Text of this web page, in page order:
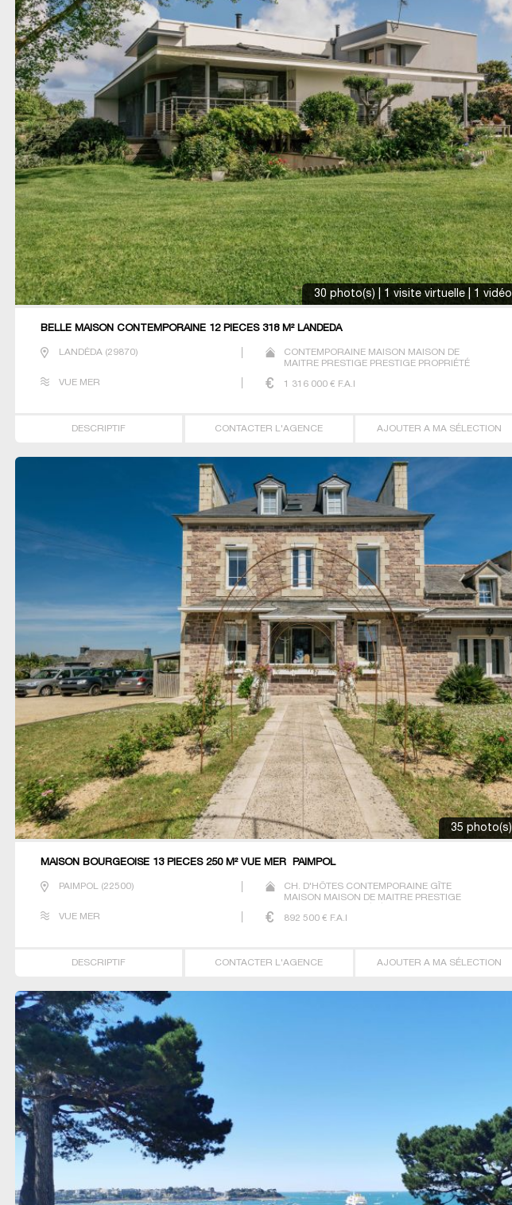
30 photo(s) | 1 visite virtuelle | 1 vidéo
BELLE MAISON CONTEMPORAINE 12 PIECES 318 M² LANDEDA
LANDÉDA (29870)
CONTEMPORAINE MAISON MAISON DE
MAITRE PRESTIGE PRESTIGE PROPRIÉTÉ
VUE MER
1 316 000€ F.A.I
DESCRIPTIF CONTACTER L'AGENCE AJOUTER A MA SÉLECTION
35 photo(s)
MAISON BOURGEOISE 13 PIECES 250 M² VUE MER PAIMPOL
PAIMPOL (22500)
CH. D'HÔTES CONTEMPORAINE GÎTE
MAISON MAISON DE MAITRE PRESTIGE
VUE MER
892 500€ F.A.I
DESCRIPTIF CONTACTER L'AGENCE AJOUTER A MA SÉLECTION